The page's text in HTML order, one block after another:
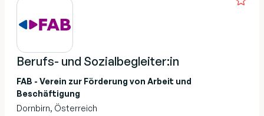
Berufs- und Sozialbegleiter:in
FAB - Verein zur Förderung von Arbeit und
Beschäftigung
Dornbirn, Österreich